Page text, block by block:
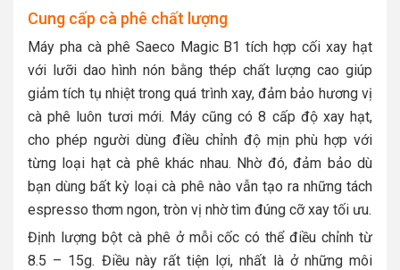
Cung cấp cà phê chất lượng
Máy pha cà phê Saeco Magic B1 tích hợp cối xay hạt
với lưỡi dao hình nón bằng thép chất lượng cao giúp
giảm tích tụ nhiệt trong quá trình xay, đảm bảo hương vị
cà phê luôn tươi mới. Máy cũng có 8 cấp độ xay hạt,
cho phép người dùng điều chỉnh độ mịn phù hợp với
từng loại hạt cà phê khác nhau. Nhờ đó, đảm bảo dù
bạn dùng bất kỳ loại cà phê nào vẫn tạo ra những tách
espresso thơm ngon, tròn vị nhờ tìm đúng cỡ xay tối ưu.
Định lượng bột cà phê ở mỗi cốc có thể điều chỉnh từ
8.5 – 15g. Điều này rất tiện lợi, nhất là ở những môi